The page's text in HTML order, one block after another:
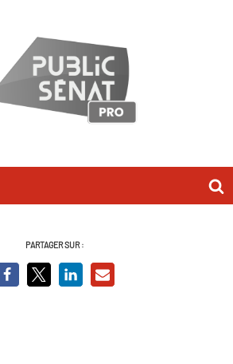
2022.pdf
PARTAGER SUR :